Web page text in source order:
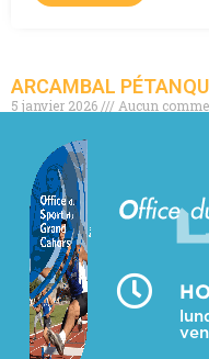
ARCAMBAL
5 janvier 2026 Aucun
Read More »